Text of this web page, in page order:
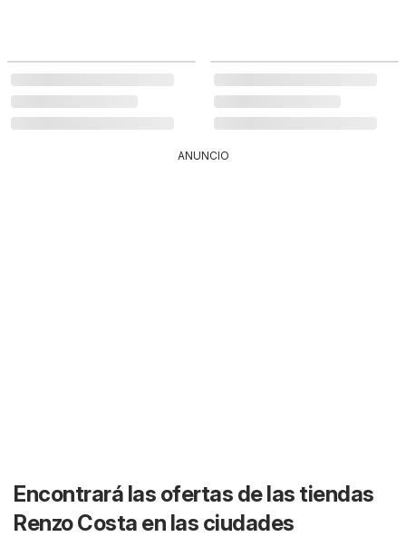
ANUNCIO
Encontrará las ofertas de las tiendas
Renzo Costa en las ciudades